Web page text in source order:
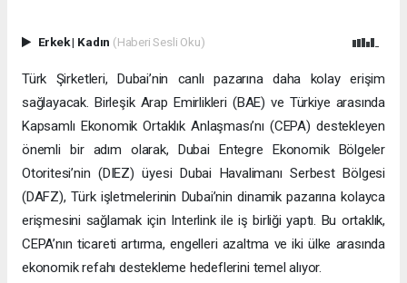
Erkek| Kadın (Haberi Sesli Oku)
Türk Şirketleri, Dubai’nin canlı pazarına daha kolay erişim
sağlayacak. Birleşik Arap Emirlikleri (BAE) ve Türkiye arasında
Kapsamlı Ekonomik Ortaklık Anlaşması’nı (CEPA) destekleyen
önemli bir adım olarak, Dubai Entegre Ekonomik Bölgeler
Otoritesi’nin (DIEZ) üyesi Dubai Havalimanı Serbest Bölgesi
(DAFZ), Türk işletmelerinin Dubai’nin dinamik pazarına kolayca
erişmesini sağlamak için Interlink ile iş birliği yaptı. Bu ortaklık,
CEPA’nın ticareti artırma, engelleri azaltma ve iki ülke arasında
ekonomik refahı destekleme hedeflerini temel alıyor.